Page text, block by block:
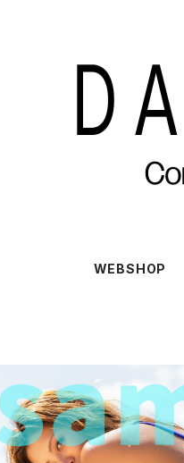
WEBSHOP